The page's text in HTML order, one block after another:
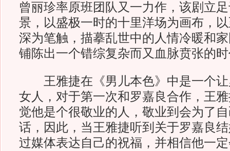
曾丽珍率原班团队又一力作，该剧立
景，以盛极一时的十里洋场为画布，
深为笔触，描摹乱世中的人情冷暖和
铺陈出一个错综复杂而又血脉贲张的
王雅捷在《男儿本色》中是一个让
女人，对于第一次和罗嘉良合作，王
觉他是个很敬业的人，敬业到会为了
话，因此，当王雅捷听到关于罗嘉良
过媒体表达自己的祝福，并相信他一